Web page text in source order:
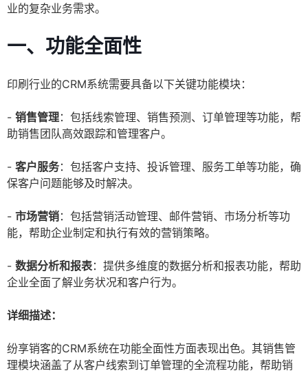
业的复杂业务需求。
一、功能全面性
印刷行业的CRM系统需要具备以下关键功能模块：
- 销售管理：包括线索管理、销售预测、订单管理等功能，帮
助销售团队高效跟踪和管理客户。
- 客户服务：包括客户支持、投诉管理、服务工单等功能，确
保客户问题能够及时解决。
- 市场营销：包括营销活动管理、邮件营销、市场分析等功
能，帮助企业制定和执行有效的营销策略。
- 数据分析和报表：提供多维度的数据分析和报表功能，帮助
企业全面了解业务状况和客户行为。
详细描述：
纷享销客的CRM系统在功能全面性方面表现出色。其销售管
理模块涵盖了从客户线索到订单管理的全流程功能，帮助销